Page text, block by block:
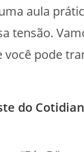
aula
tensão.
você pode
do